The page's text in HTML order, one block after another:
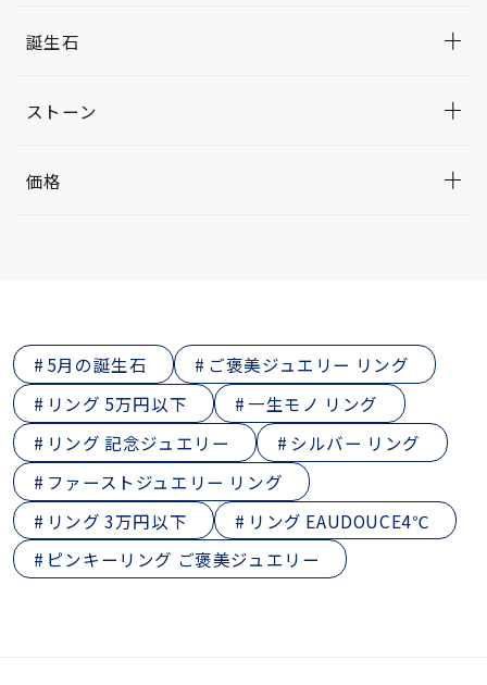
誕生石
ストーン
価格
5月の誕生石
ご褒美ジュエリー リング
リング 5万円以下
一生モノ リング
リング 記念ジュエリー
シルバー リング
ファーストジュエリー リング
リング 3万円以下
リング EAUDOUCE4℃
ピンキーリング ご褒美ジュエリー